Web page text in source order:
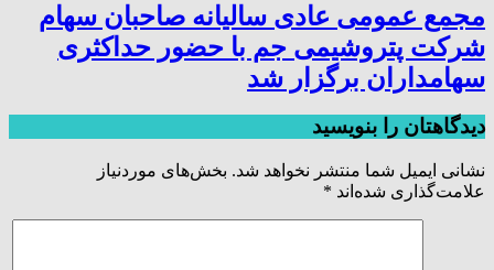
مجمع عمومی عادی سالیانه صاحبان سهام
شرکت پتروشیمی جم با حضور حداکثری
سهامداران برگزار شد
دیدگاهتان را بنویسید
نشانی ایمیل شما منتشر نخواهد شد. بخش‌های موردنیاز
علامت‌گذاری شده‌اند *